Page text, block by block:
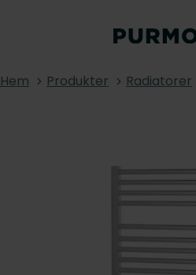
Hem Produkter Radiatorer